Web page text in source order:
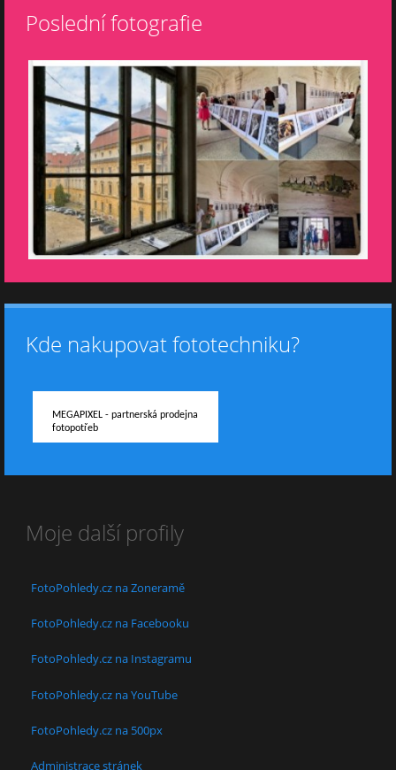
Poslední fotografie
Kde nakupovat fototechniku?
MEGAPIXEL - partnerská prodejna
fotopotřeb
Moje další profily
FotoPohledy.cz na Zoneramě
FotoPohledy.cz na Facebooku
FotoPohledy.cz na Instagramu
FotoPohledy.cz na YouTube
FotoPohledy.cz na 500px
Administrace stránek